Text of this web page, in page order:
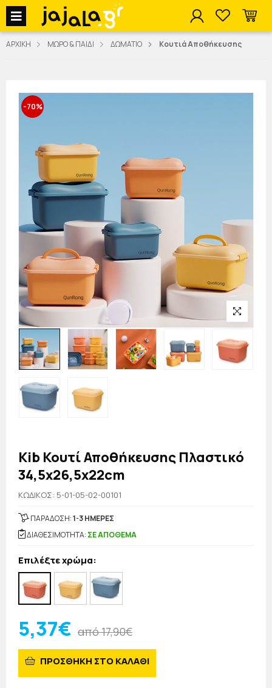
jajala Menu
ΑΡΧΙΚΗ ΜΩΡΟ & ΠΑΙΔΙ ΔΩΜΑΤΙΟ Κουτιά Αποθήκευσης
-70%
Kib Κουτί Αποθήκευσης Πλαστικό
34,5x26,5x22cm
KΩΔΙΚΟΣ: 5-01-05-02-00101
ΠΑΡΑΔΟΣΗ:1-3 ΗΜΕΡΕΣ
ΔΙΑΘΕΣΙΜΟΤΗΤΑ: ΣΕ ΑΠΟΘΕΜΑ
Επιλέξτε χρώμα:
5,37€ από 17,90€
ΠΡΟΣΘΗΚΗ ΣΤΟ ΚΑΛΑΘΙ